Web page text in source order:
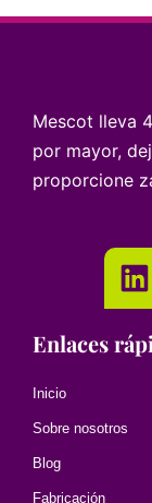
Mescot lleva
por mayor,
proporcione
Enlaces
Inicio
Sobre nosotros
Blog
Fabricación